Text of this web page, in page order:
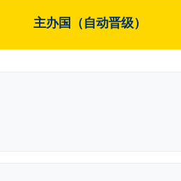
主办国（自动晋级）